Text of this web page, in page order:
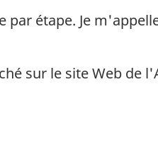
étape. Je
sur le site Web de